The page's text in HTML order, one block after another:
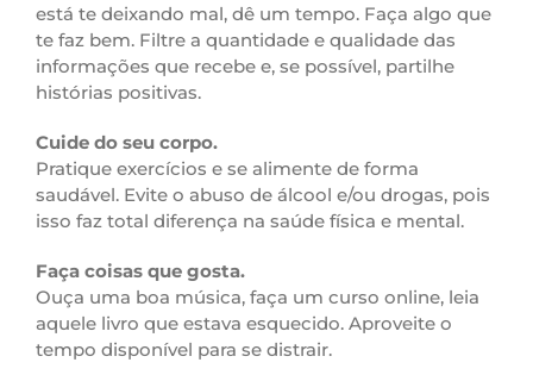
está te deixando mal, dê um tempo. Faça algo que
te faz bem. Filtre a quantidade e qualidade das
informações que recebe e, se possível, partilhe
histórias positivas.
Cuide do seu corpo.
Pratique exercícios e se alimente de forma
saudável. Evite o abuso de álcool e/ou drogas, pois
isso faz total diferença na saúde física e mental.
Faça coisas que gosta.
Ouça uma boa música, faça um curso online, leia
aquele livro que estava esquecido. Aproveite o
tempo disponível para se distrair.